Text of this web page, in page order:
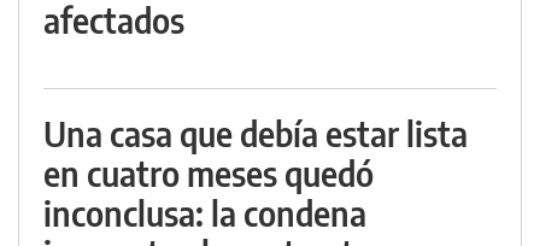
afectados
Una casa que debía estar lista
en cuatro meses quedó
inconclusa: la condena